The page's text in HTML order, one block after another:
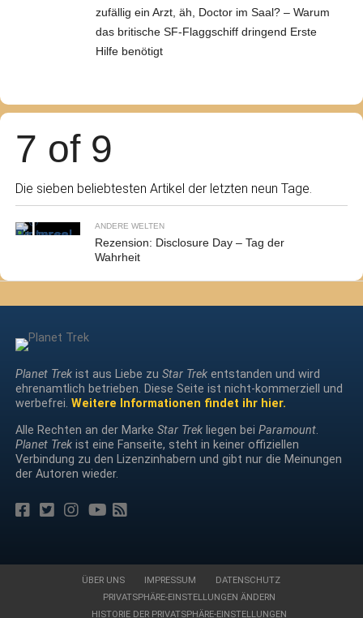
zufällig ein Arzt, äh, Doctor im Saal? – Warum
das britische SF-Flaggschiff dringend Erste
Hilfe benötigt
7 of 9
Die sieben beliebtesten Artikel der letzten neun Tage.
ANDERE WELTEN
Rezension: Disclosure Day – Tag der
Wahrheit
Planet Trekist aus Liebe zu Star Trekentstanden und wird
ehrenamtlich betrieben. Diese Seite ist nicht-kommerziell und
werbefrei. Weitere Informationen findet ihr hier.
Alle Rechten an der Marke Star Trekliegen bei Paramount.
Planet Trekist eine Fanseite, steht in keiner offiziellen
Verbindung zu den Lizenzinhabern und gibt nur die Meinungen
der Autoren wieder.
ÜBER UNS IMPRESSUM
DATENSCHUTZ
PRIVATSPHÄRE-EINSTELLUNGEN ÄNDERN
HISTORIE DER PRIVATSPHÄRE-EINSTELLUNGEN